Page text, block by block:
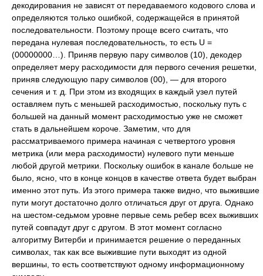
декодирования не зависят от передаваемого кодового слова и
определяются только ошибкой, содержащейся в принятой
последовательности. Поэтому проще всего считать, что
передана нулевая последовательность, то есть U =
(00000000…). Приняв первую пару символов (10), декодер
определяет меру расходимости для первого сечения решетки,
приняв следующую пару символов (00), — для второго
сечения и т. д. При этом из входящих в каждый узел путей
оставляем путь с меньшей расходимостью, поскольку путь с
большей на данный момент расходимостью уже не сможет
стать в дальнейшем короче. Заметим, что для
рассматриваемого примера начиная с четвертого уровня
метрика (или мера расходимости) нулевого пути меньше
любой другой метрики. Поскольку ошибок в канале больше не
было, ясно, что в конце концов в качестве ответа будет выбран
именно этот путь. Из этого примера также видно, что выжившие
пути могут достаточно долго отличаться друг от друга. Однако
на шестом-седьмом уровне первые семь ребер всех выживших
путей совпадут друг с другом. В этот момент согласно
алгоритму Витерби и принимается решение о переданных
символах, так как все выжившие пути выходят из одной
вершины, то есть соответствуют одному информационному